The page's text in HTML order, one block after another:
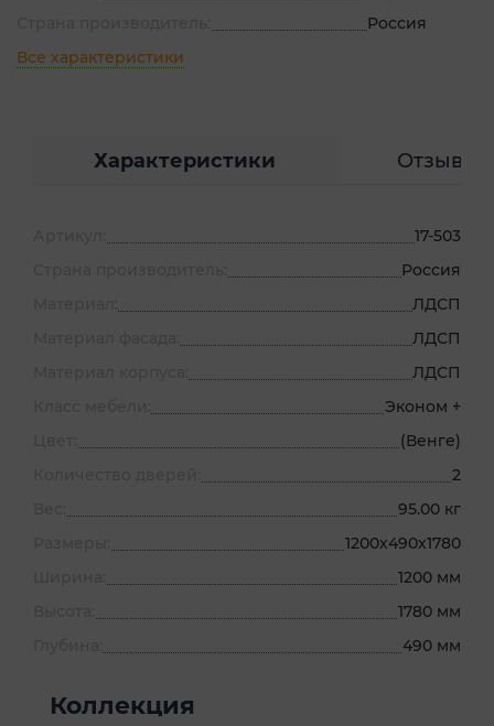
Россия
Все характеристики
Характеристики Отзывы
17-503
Россия
ЛДСП
ЛДСП
ЛДСП
Эконом +
(Венге)
2
95.00 кг
1200х490х1780
1200 мм
1780 мм
490 мм
Коллекция